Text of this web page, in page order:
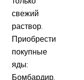
свежий
раствор.
Приобрести
покупные
яды:
Бомбардир,